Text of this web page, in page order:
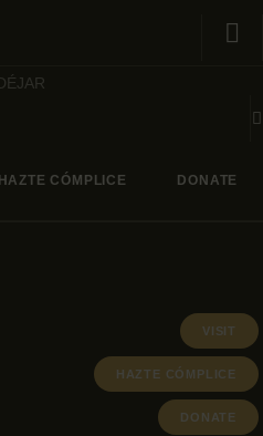
HAZTE CÓMPLICE DONATE
VISIT
HAZTE CÓMPLICE
DONATE